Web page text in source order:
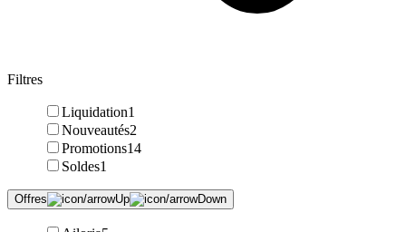
Filtres
Liquidation1
Nouveautés2
Promotions14
Soldes1
Offres